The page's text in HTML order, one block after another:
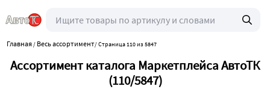
Главная/ Весь ассортимент/Страница 110 из 5847
Ассортимент каталога Маркетплейса АвтоТК
(110/5847)